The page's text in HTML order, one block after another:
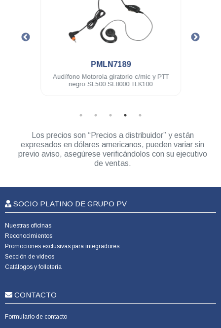
PMLN7189
Audífono Motorola giratorio c/mic y PTT
negro SL500 SL8000 TLK100
Los precios son “Precios a distribuidor” y están
expresados en dólares americanos, pueden variar sin
previo aviso, asegúrese verificándolos con su ejecutivo
de ventas.
SOCIO PLATINO DE GRUPO PV
Nuestras oficinas
Reconocimientos
Promociones exclusivas para integradores
Sección de videos
Catálogos y folletería
CONTACTO
Formulario de contacto